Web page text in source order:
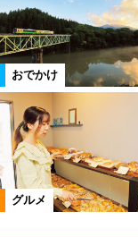
おでかけ
グルメ